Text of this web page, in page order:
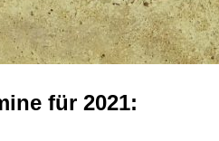
für 2021: